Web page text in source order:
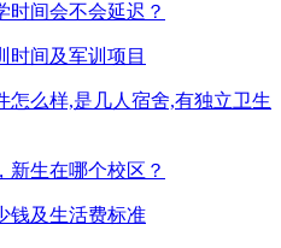
时间会不会延迟？
时间及军训项目
怎么样,是几人宿舍,有独立卫生
新生在哪个校区？
钱及生活费标准